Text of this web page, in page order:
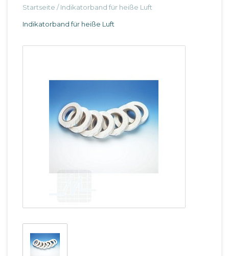
Startseite /Indikatorband für heiße Luft
Indikatorband für heiße Luft